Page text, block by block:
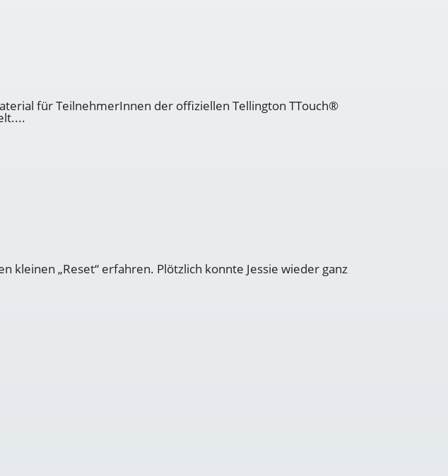
für TeilnehmerInnen der offiziellen Tellington TTouch®
kleinen „Reset“ erfahren. Plötzlich konnte Jessie wieder ganz